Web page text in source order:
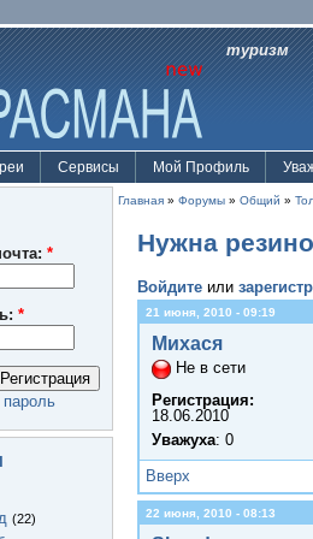
туризм
Сервисы Мой Профиль
*
*
(22)
Главная » Форумы » Общий »
Нужна
Войдите или
21 июня, 2010 - 09:19
Михася
Не в сети
Регистрация:
18.06.2010
Уважуха: 0
Вверх
22 июня, 2010 - 08:13